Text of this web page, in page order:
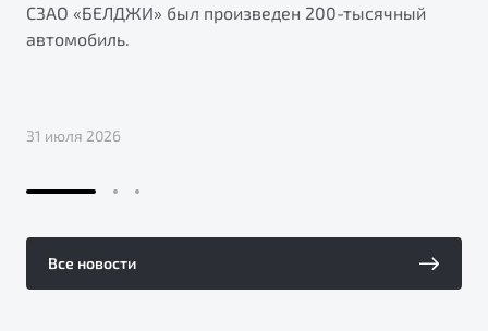
СЗАО «БЕЛДЖИ» был произведен 200-тысячный
автомобиль.
31 июля 2026
Все новости